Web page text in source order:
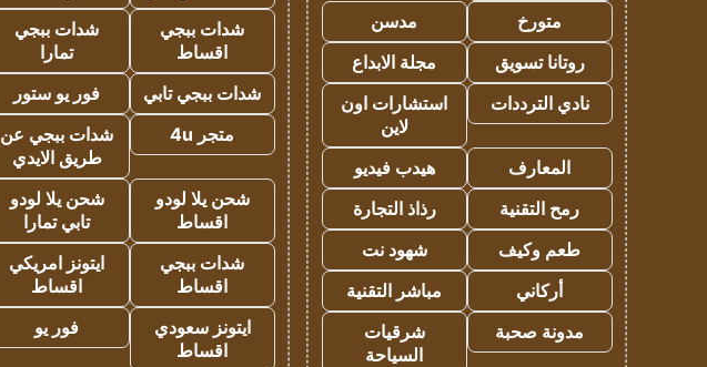
متورخ
مدسن
روتانا تسويق
مجلة الابداع
نادي الترددات
استشارات اون
لاين
المعارف
هيدب فيديو
رمح التقنية
رذاذ التجارة
طعم وكيف
شهود نت
أركاني
مباشر التقنية
مدونة صحبة
شرقيات
السياحة
شدات ببجي
اقساط
شدات ببجي
تمارا
شدات ببجي تابي
فور يو ستور
متجر 4u
شدات ببجي عن
طريق الايدي
شحن يلا لودو
اقساط
شحن يلا لودو
تابي تمارا
شدات ببجي
اقساط
ايتونز امريكي
اقساط
ايتونز سعودي
اقساط
فور يو